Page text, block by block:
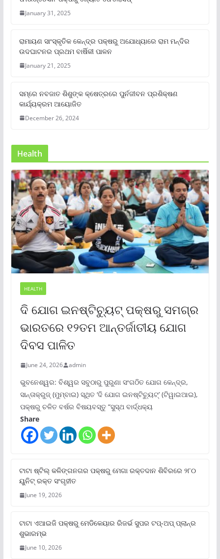
January 31, 2025
ରାମାୟଣ ସାଂସ୍କୃତିକ କେନ୍ଦ୍ର ପକ୍ଷରୁ ଅଯୋଧ୍ୟାରେ ରାମ ମନ୍ଦିର
ଉଦଘାଟନର ପ୍ରଥମ ବାର୍ଷିକୀ ପାଳନ
January 21, 2025
ସମ୍‌ରେ ନବଜାତ ଶିଶୁଙ୍କ କ୍ଷେତ୍ରରେ ପୁର୍ନଜୀବନ ପ୍ରଶିକ୍ଷଣ
କାର୍ଯ୍ୟକ୍ରମ ଆୟୋଜିତ
December 26, 2024
Health
HEALTH
ଦି ଯୋଗ ଇନଷ୍ଟିଚ୍ୟୁଟ୍ ପକ୍ଷରୁ ସମଗ୍ର
ଭାରତରେ ୧୨ତମ ଆନ୍ତର୍ଜାତୀୟ ଯୋଗ
ଦିବସ ପାଳିତ
June 24, 2026 admin
ଭୁବନେଶ୍ୱର: ବିଶ୍ୱର ସବୁଠାରୁ ପୁରୁଣା ସଂଗଠିତ ଯୋଗ କେନ୍ଦ୍ର,
ସାନ୍ତାକ୍ରୁଜ୍ (ମୁମ୍ବାଇ) ସ୍ଥିତ ‘ଦି ଯୋଗ ଇନଷ୍ଟିଚ୍ୟୁଟ୍‌’ (ଟିୱାଇଆଇ),
ପକ୍ଷରୁ ଚଳିତ ବର୍ଷର ବିଷୟବସ୍ତୁ “ସୁସ୍ଥ ବାର୍ଦ୍ଧକ୍ୟ
Share
ଟାଟା ଷ୍ଟିଲ୍‌ କଳିଙ୍ଗନଗର ପକ୍ଷରୁ ମେଗା ରକ୍ତଦାନ ଶିବିରରେ ୨୮୦
ୟୁନିଟ୍‌ ରକ୍ତ ସଂଗୃହୀତ
June 19, 2026
ଟାଟା ଏଆଇଜି ପକ୍ଷରୁ ମେଡିକେୟାର ରିଜର୍ଭ ସୁପର ଟପ୍‌-ଅପ୍ ପ୍ଲାନ୍‌ର
ଶୁଭାରମ୍ଭ
June 10, 2026